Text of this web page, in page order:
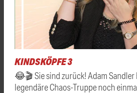
KINDSKÖPFE 3
😂🎬 Sie sind zurück! Adam
legendäre Chaos-Truppe noch